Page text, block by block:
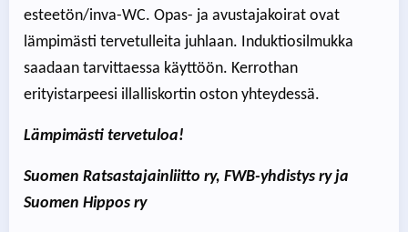
esteetön/inva-WC. Opas- ja avustajakoirat ovat
lämpimästi tervetulleita juhlaan. Induktiosilmukka
saadaan tarvittaessa käyttöön. Kerrothan
erityistarpeesi illalliskortin oston yhteydessä.
Lämpimästi tervetuloa!
Suomen Ratsastajainliitto ry, FWB-yhdistys ry ja
Suomen Hippos ry